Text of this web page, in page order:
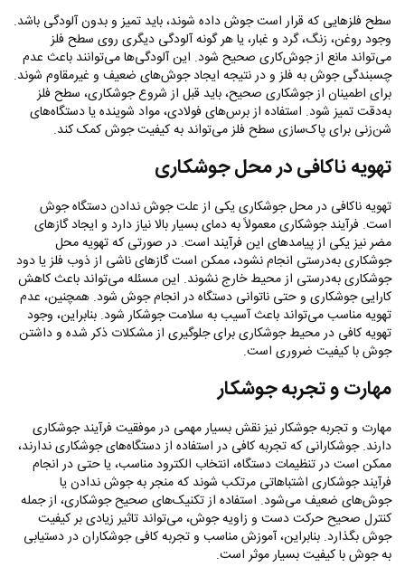
سطح فلزهایی که قرار است جوش داده شوند، باید تمیز و بدون آلودگی باشد.
وجود روغن، زنگ، گرد و غبار، یا هر گونه آلودگی دیگری روی سطح فلز
می‌تواند مانع از جوش‌کاری صحیح شود. این آلودگی‌ها می‌توانند باعث عدم
چسبندگی جوش به فلز و در نتیجه ایجاد جوش‌های ضعیف و غیرمقاوم شوند.
برای اطمینان از جوشکاری صحیح، باید قبل از شروع جوشکاری، سطح فلز
به‌دقت تمیز شود. استفاده از برس‌های فولادی، مواد شوینده یا دستگاه‌های
شن‌زنی برای پاک‌سازی سطح فلز می‌تواند به کیفیت جوش کمک کند.
تهویه ناکافی در محل جوشکاری
تهویه ناکافی در محل جوشکاری یکی از علت جوش ندادن دستگاه جوش
است. فرآیند جوشکاری معمولاً به دمای بسیار بالا نیاز دارد و ایجاد گازهای
مضر نیز یکی از پیامدهای این فرآیند است. در صورتی که تهویه محل
جوشکاری به‌درستی انجام نشود، ممکن است گازهای ناشی از ذوب فلز یا دود
جوشکاری به‌درستی از محیط خارج نشوند. این مسئله می‌تواند باعث کاهش
کارایی جوشکاری و حتی ناتوانی دستگاه در انجام جوش شود. همچنین، عدم
تهویه مناسب می‌تواند باعث آسیب به سلامت جوشکار شود. بنابراین، وجود
تهویه کافی در محیط جوشکاری برای جلوگیری از مشکلات ذکر شده و داشتن
جوش با کیفیت ضروری است.
مهارت و تجربه جوشکار
مهارت و تجربه جوشکار نیز نقش بسیار مهمی در موفقیت فرآیند جوشکاری
دارند. جوشکارانی که تجربه کافی در استفاده از دستگاه‌های جوشکاری ندارند،
ممکن است در تنظیمات دستگاه، انتخاب الکترود مناسب، یا حتی در انجام
فرآیند جوشکاری اشتباهاتی مرتکب شوند که منجر به جوش ندادن یا
جوش‌های ضعیف می‌شود. استفاده از تکنیک‌های صحیح جوشکاری، از جمله
کنترل صحیح حرکت دست و زاویه جوش، می‌تواند تاثیر زیادی بر کیفیت
جوش بگذارد. بنابراین، آموزش مناسب و تجربه کافی جوشکاران در دستیابی
به جوش با کیفیت بسیار موثر است.